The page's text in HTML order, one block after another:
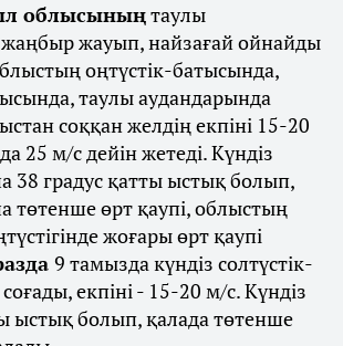
облысыныңтаулы
жауып, найзағай ойнайды
оңтүстік-батысында,
таулы аудандарында
соққан желдің екпіні 15-20
25 м/с дейін жетеді. Күндіз
38 градус қатты ыстық болып,
төтенше өрт қаупі, облыстың
жоғары өрт қаупі
9 тамызда күндіз солтүстік-
екпіні - 15-20 м/с. Күндіз
ыстық болып, қалада төтенше